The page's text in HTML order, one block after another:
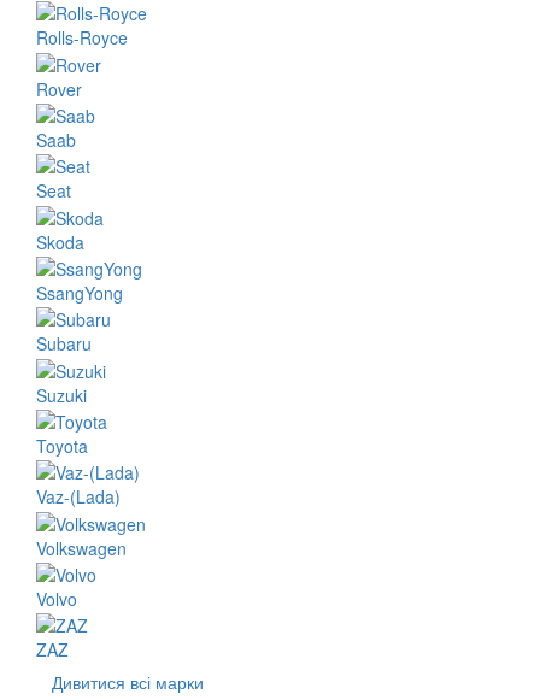
Rolls-Royce
Rover
Saab
Seat
Skoda
SsangYong
Subaru
Suzuki
Toyota
Vaz-(Lada)
Volkswagen
Volvo
ZAZ
Дивитися всі марки